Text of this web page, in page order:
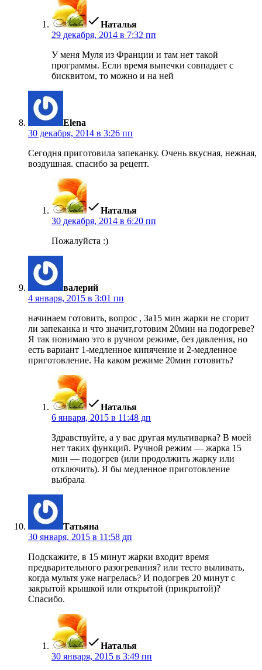
Наталья
29 декабря, 2014 в 7:32 пп
У меня Муля из Франции и там нет такой
программы. Если время выпечки совпадает с
бисквитом, то можно и на ней
Elena
30 декабря, 2014 в 3:26 пп
Сегодня приготовила запеканку. Очень вкусная, нежная,
воздушная. спасибо за рецепт.
Наталья
30 декабря, 2014 в 6:20 пп
Пожалуйста :)
валерий
4 января, 2015 в 3:01 пп
начинаем готовить, вопрос , За15 мин жарки не сгорит
ли запеканка и что значит,готовим 20мин на подогреве?
Я так понимаю это в ручном режиме, без давления, но
есть вариант 1-медленное кипячение и 2-медленное
приготовление. На каком режиме 20мин готовить?
Наталья
6 января, 2015 в 11:48 дп
Здравствуйте, а у вас другая мультиварка? В моей
нет таких функций. Ручной режим — жарка 15
мин — подогрев (или продолжить жарку или
отключить). Я бы медленное приготовление
выбрала
Татьяна
30 января, 2015 в 11:58 дп
Подскажите, в 15 минут жарки входит время
предварительного разогревания? или тесто выливать,
когда мультя уже нагрелась? И подогрев 20 минут с
закрытой крышкой или открытой (прикрытой)?
Спасибо.
Наталья
30 января, 2015 в 3:49 пп